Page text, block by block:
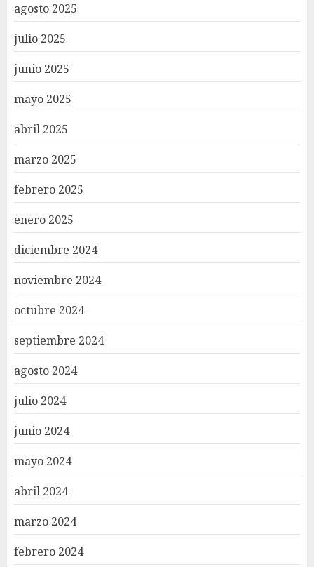
agosto 2025
julio 2025
junio 2025
mayo 2025
abril 2025
marzo 2025
febrero 2025
enero 2025
diciembre 2024
noviembre 2024
octubre 2024
septiembre 2024
agosto 2024
julio 2024
junio 2024
mayo 2024
abril 2024
marzo 2024
febrero 2024